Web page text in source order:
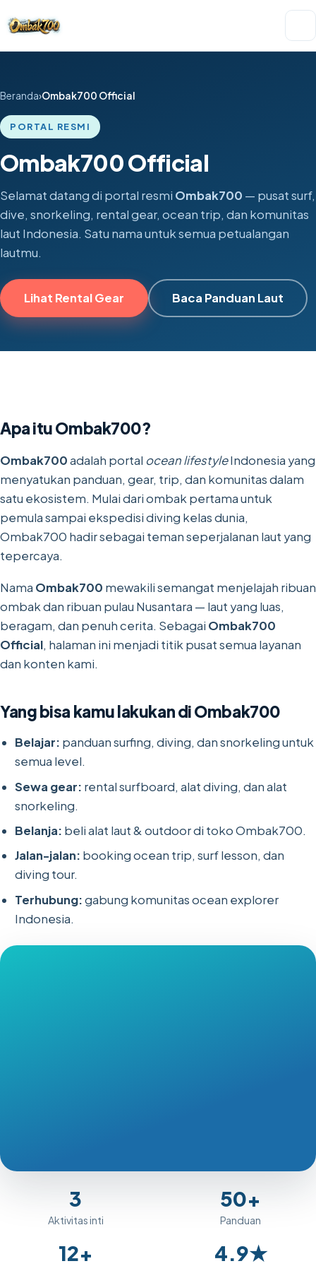
Beranda Ombak700 Official
PORTAL RESMI
Ombak700 Official
Selamat datang di portal resmi Ombak700 — pusat surf,
dive, snorkeling, rental gear, ocean trip, dan komunitas
laut Indonesia. Satu nama untuk semua petualangan
lautmu.
Lihat Rental Gear Baca Panduan Laut
Apa itu Ombak700?
Ombak700adalah portal ocean lifestyleIndonesia yang
menyatukan panduan, gear, trip, dan komunitas dalam
satu ekosistem. Mulai dari ombak pertama untuk
pemula sampai ekspedisi diving kelas dunia,
Ombak700 hadir sebagai teman seperjalanan laut yang
tepercaya.
Nama Ombak700 mewakili semangat menjelajah ribuan
ombak dan ribuan pulau Nusantara — laut yang luas,
beragam, dan penuh cerita. Sebagai Ombak700
Official, halaman ini menjadi titik pusat semua layanan
dan konten kami.
Yang bisa kamu lakukan di Ombak700
Belajar: panduan surfing, diving, dan snorkeling untuk
semua level.
Sewa gear: rental surfboard, alat diving, dan alat
snorkeling.
Belanja: beli alat laut & outdoor di toko Ombak700.
Jalan-jalan: booking ocean trip, surf lesson, dan
diving tour.
Terhubung:gabung komunitas ocean explorer
Indonesia.
3
Aktivitas inti
50+
Panduan
12+ 4.9★